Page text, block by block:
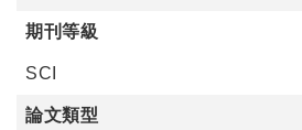
期刊等級
SCI
論文類型